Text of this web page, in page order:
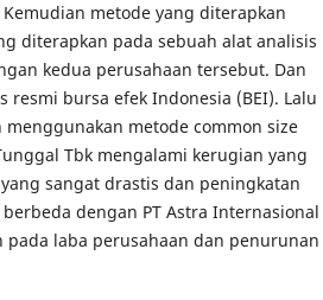
metode yang diterapkan
diterapkan pada sebuah alat analisis
kedua perusahaan tersebut. Dan
bursa efek Indonesia (BEI). Lalu
metode common size
Tbk mengalami kerugian yang
sangat drastis dan peningkatan
dengan PT Astra Internasional
laba perusahaan dan penurunan